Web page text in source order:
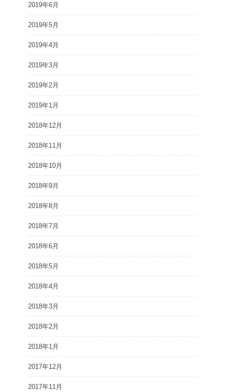
2019年6月
2019年5月
2019年4月
2019年3月
2019年2月
2019年1月
2018年12月
2018年11月
2018年10月
2018年9月
2018年8月
2018年7月
2018年6月
2018年5月
2018年4月
2018年3月
2018年2月
2018年1月
2017年12月
2017年11月